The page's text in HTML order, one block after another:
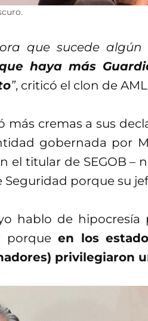
que sucede algún
haya más
”, criticó el clon de
más cremas a sus
gobernada por
el titular de SEGOB –
Seguridad porque su
hablo de
porque en los
privilegiaron